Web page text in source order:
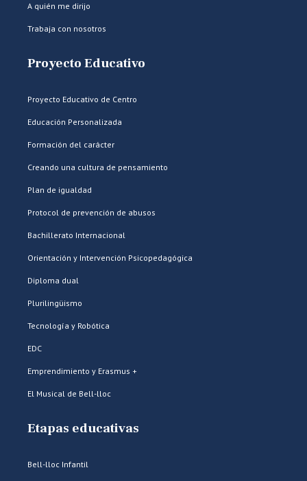
A quién me dirijo
Trabaja con nosotros
Proyecto Educativo
Proyecto Educativo de Centro
Educación Personalizada
Formación del carácter
Creando una cultura de pensamiento
Plan de igualdad
Protocol de prevención de abusos
Bachillerato Internacional
Orientación y Intervención Psicopedagógica
Diploma dual
Plurilingüismo
Tecnología y Robótica
EDC
Emprendimiento y Erasmus +
El Musical de Bell-lloc
Etapas educativas
Bell-lloc Infantil